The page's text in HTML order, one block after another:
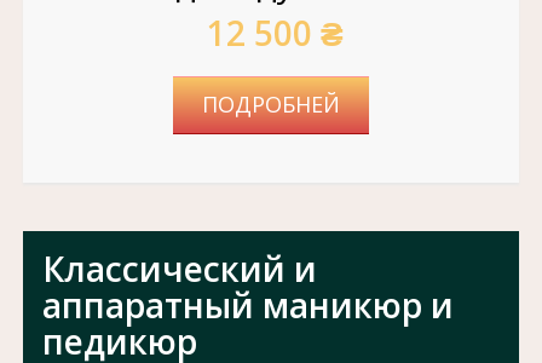
12 500 ₴
ПОДРОБНЕЙ
Классический и
аппаратный маникюр и
педикюр